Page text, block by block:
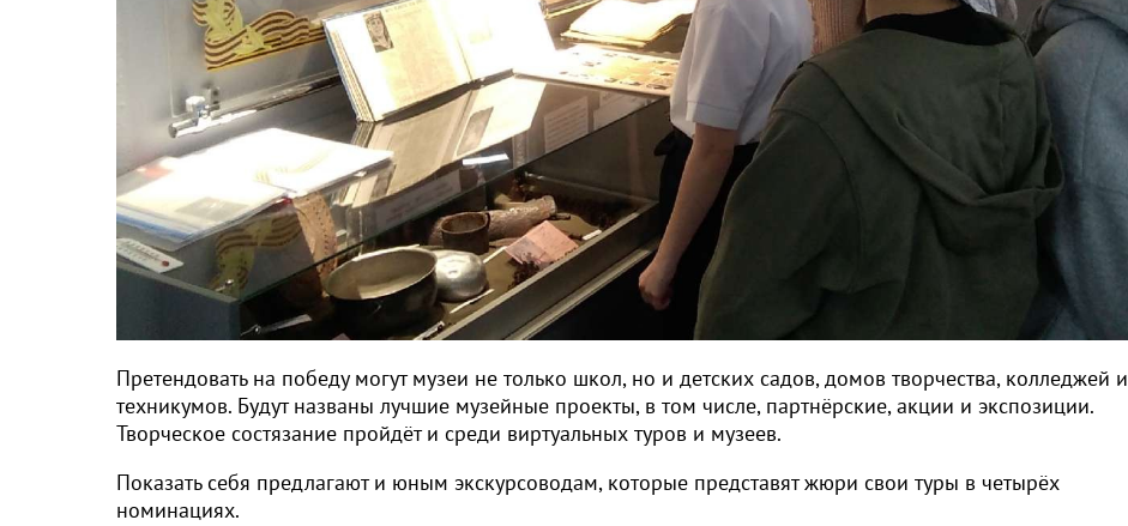
Претендовать на победу могут музеи не только школ, но и детских садов, домов творчества, колледжей и
техникумов. Будут названы лучшие музейные проекты, в том числе, партнёрские, акции и экспозиции.
Творческое состязание пройдёт и среди виртуальных туров и музеев.
Показать себя предлагают и юным экскурсоводам, которые представят жюри свои туры в четырёх
номинациях.